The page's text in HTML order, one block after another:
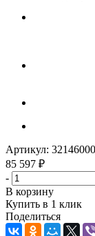
Артикул: 32146000
85 597 ₽
-
В корзину
Купить в 1 клик
Поделиться